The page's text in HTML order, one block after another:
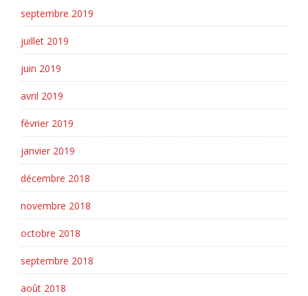
septembre 2019
juillet 2019
juin 2019
avril 2019
février 2019
janvier 2019
décembre 2018
novembre 2018
octobre 2018
septembre 2018
août 2018